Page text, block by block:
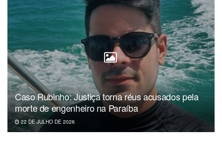
Caso Rubinho: Justiça torna réus acusados pela
morte de engenheiro na Paraíba
22 DE JULHO DE 2026